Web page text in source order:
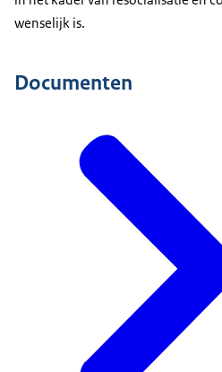
wenselijk is.
Documenten